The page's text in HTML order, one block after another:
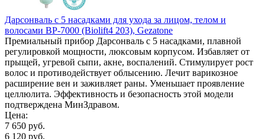
Дарсонваль с 5 насадками для ухода за лицом, телом и
волосами BP-7000 (Biolift4 203), Gezatone
Премиальный прибор Дарсонваль с 5 насадками, плавной
регулировкой мощности, люксовым корпусом. Избавляет от
прыщей, угревой сыпи, акне, воспалений. Стимулирует рост
волос и противодействует облысению. Лечит варикозное
расширение вен и заживляет раны. Уменьшает проявление
целлюлита. Эффективность и безопасность этой модели
подтверждена МинЗдравом.
Цена:
7 650 руб.
6 120 руб.